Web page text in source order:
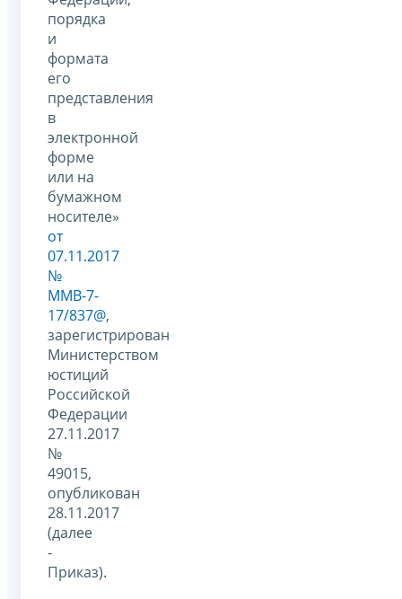
порядка
и
формата
его
представления
в
электронной
форме
или на
бумажном
носителе»
от
07.11.2017
№
ММВ-7-
17/837@,
зарегистрирован
Министерством
юстиций
Российской
Федерации
27.11.2017
№
49015,
опубликован
28.11.2017
(далее
-
Приказ).